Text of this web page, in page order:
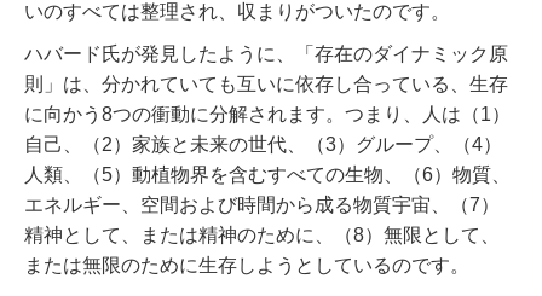
いのすべては整理され、収まりがついたのです。
ハバード氏が発見したように、「存在のダイナミック原
則」は、分かれていても互いに依存し合っている、生存
に向かう8つの衝動に分解されます。つまり、人は（1）
自己、（2）家族と未来の世代、（3）グループ、（4）
人類、（5）動植物界を含むすべての生物、（6）物質、
エネルギー、空間および時間から成る物質宇宙、（7）
精神として、または精神のために、（8）無限として、
または無限のために生存しようとしているのです。